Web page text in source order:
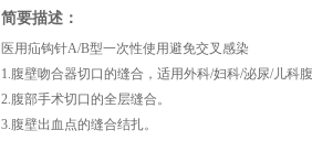
简要描述：
医用疝钩针A/B型一次性使用避免交叉感染
1.腹壁吻合器切口的缝合，适用外科/妇科/泌尿/儿科
2.腹部手术切口的全层缝合。
3.腹壁出血点的缝合结扎。